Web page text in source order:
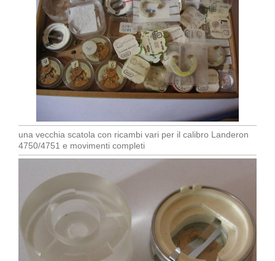
una vecchia scatola con ricambi vari per il calibro Landeron
4750/4751 e movimenti completi